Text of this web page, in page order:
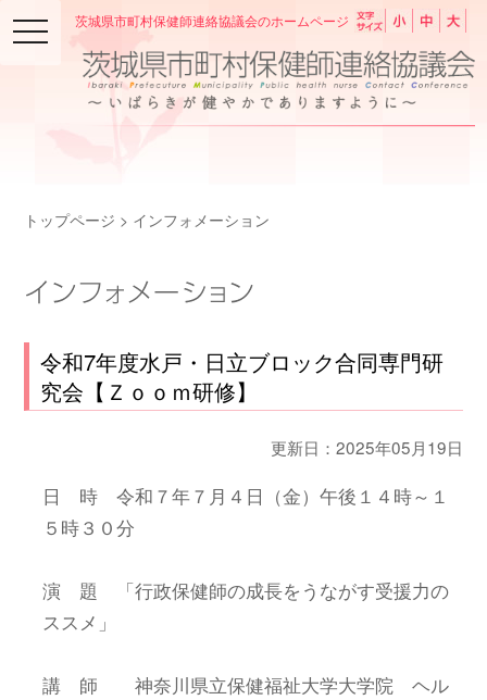
茨城県市町村保健師連絡協議会のホームページ
A
toggle
navigation
トップページ > インフォメーション
令和7年度水戸・日立ブロック合同専門研
究会【Ｚｏｏｍ研修】
更新日：2025年05月19日
日 時 令和７年７月４日（金）午後１４時～１
５時３０分
演 題 「行政保健師の成長をうながす受援力の
ススメ」
講 師 神奈川県立保健福祉大学大学院 ヘル